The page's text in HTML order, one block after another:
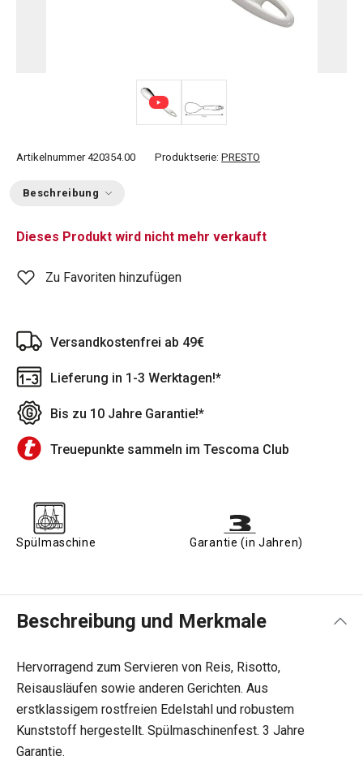
Artikelnummer 420354.00 Produktserie: PRESTO
Beschreibung
Dieses Produkt wird nicht mehr verkauft
Zu Favoriten hinzufügen
Versandkostenfrei ab 49€
Lieferung in 1-3 Werktagen!*
Bis zu 10 Jahre Garantie!*
Treuepunkte sammeln im Tescoma Club
Spülmaschine Garantie (in Jahren)
Beschreibung und Merkmale
Hervorragend zum Servieren von Reis, Risotto,
Reisausläufen sowie anderen Gerichten. Aus
erstklassigem rostfreien Edelstahl und robustem
Kunststoff hergestellt. Spülmaschinenfest. 3 Jahre
Garantie.